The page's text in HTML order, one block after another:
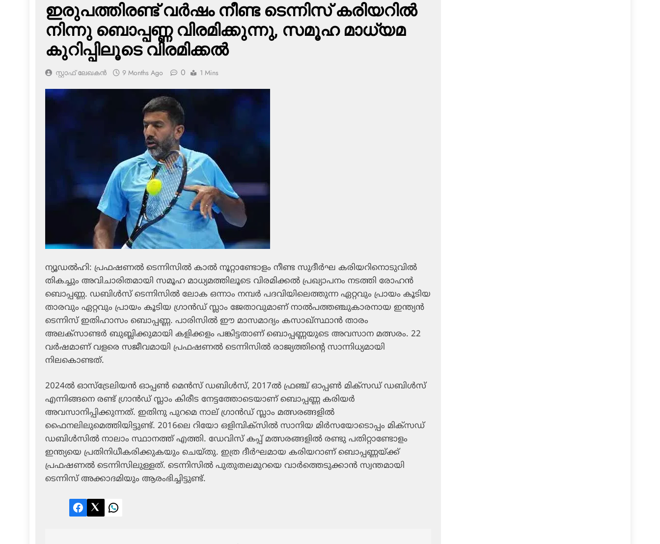
ഇരുപത്തിരണ്ട് വര്‍ഷം നീണ്ട ടെന്നിസ് കരിയറില്‍
നിന്നു ബൊപ്പണ്ണ വിരമിക്കുന്നു, സമൂഹ മാധ്യമ
കുറിപ്പിലൂടെ വിരമിക്കല്‍
സ്റ്റാഫ് ലേഖകൻ 9 Months Ago 0 1 Mins
ന്യൂഡല്‍ഹി: പ്രഫഷണല്‍ ടെന്നിസില്‍ കാല്‍ നൂറ്റാണ്ടോളം നീണ്ട സുദീര്‍ഘ കരിയറിനൊടുവില്‍
തികച്ചും അവിചാരിതമായി സമൂഹ മാധ്യമത്തിലൂടെ വിരമിക്കല്‍ പ്രഖ്യാപനം നടത്തി രോഹന്‍
ബൊപ്പണ്ണ. ഡബിള്‍സ് ടെന്നിസില്‍ ലോക ഒന്നാം നമ്പര്‍ പദവിയിലെത്തുന്ന ഏറ്റവും പ്രായം കൂടിയ
താരവും ഏറ്റവും പ്രായം കൂടിയ ഗ്രാന്‍ഡ് സ്ലാം ജേതാവുമാണ് നാല്‍പത്തഞ്ചുകാരനായ ഇന്ത്യന്‍
ടെന്നിസ് ഇതിഹാസം ബൊപ്പണ്ണ. പാരിസില്‍ ഈ മാസമാദ്യം കസാഖ്സ്ഥാന്‍ താരം
അലക്‌സാണ്ടര്‍ ബുബ്ലിക്കുമായി കളിക്കളം പങ്കിട്ടതാണ് ബൊപ്പണ്ണയുടെ അവസാന മത്സരം. 22
വര്‍ഷമാണ് വളരെ സജീവമായി പ്രഫഷണല്‍ ടെന്നിസില്‍ രാജ്യത്തിന്റെ സാന്നിധ്യമായി
നിലകൊണ്ടത്.
2024ല്‍ ഓസ്‌ട്രേലിയന്‍ ഓപ്പണ്‍ മെന്‍സ് ഡബിള്‍സ്, 2017ല്‍ ഫ്രഞ്ച് ഓപ്പണ്‍ മിക്‌സഡ് ഡബിള്‍സ്
എന്നിങ്ങനെ രണ്ട് ഗ്രാന്‍ഡ് സ്ലാം കിരീട നേട്ടത്തോടെയാണ് ബൊപ്പണ്ണ കരിയര്‍
അവസാനിപ്പിക്കുന്നത്. ഇതിനു പുറമെ നാല് ഗ്രാന്‍ഡ് സ്ലാം മത്സരങ്ങളില്‍
ഫൈനലിലുമെത്തിയിട്ടുണ്ട്. 2016ലെ റിയോ ഒളിമ്പിക്‌സില്‍ സാനിയ മിര്‍സയോടൊപ്പം മിക്‌സഡ്
ഡബിള്‍സില്‍ നാലാം സ്ഥാനത്ത് എത്തി. ഡേവിസ് കപ്പ് മത്സരങ്ങളില്‍ രണ്ടു പതിറ്റാണ്ടോളം
ഇന്ത്യയെ പ്രതിനിധീകരിക്കുകയും ചെയ്തു. ഇത്ര ദീര്‍ഘമായ കരിയറാണ് ബൊപ്പണ്ണയ്ക്ക്
പ്രഫഷണല്‍ ടെന്നിസിലുള്ളത്. ടെന്നിസില്‍ പുതുതലമുറയെ വാര്‍ത്തെടുക്കാന്‍ സ്വന്തമായി
ടെന്നിസ് അക്കാദമിയും ആരംഭിച്ചിട്ടുണ്ട്.
Facebook
TwitterLinkedIn